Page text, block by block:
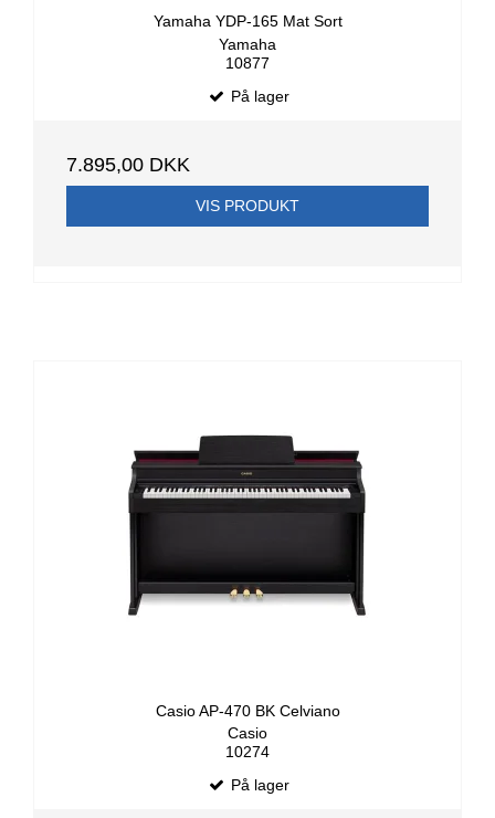
Yamaha YDP-165 Mat Sort
Yamaha
10877
På lager
7.895,00 DKK
VIS PRODUKT
Casio AP-470 BK Celviano
Casio
10274
På lager